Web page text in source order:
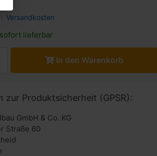
Versandkosten
sofort lieferbar
In den Warenkorb
zur Produktsicherheit (GPSR):
GmbH & Co. KG
Straße 60